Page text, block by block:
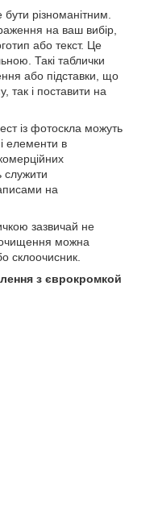
різноманітним.
на ваш вибір,
або текст. Це
Такі таблички
або підставки, що
так і поставити на
із фотоскла можуть
елементи в
служити
на
зазвичай не
можна
склоочисник.
з єврокромкой